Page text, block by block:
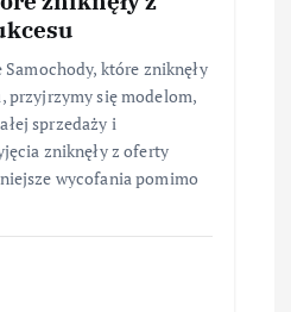
które zniknęły
przyjrzymy się modelom,
sprzedaży i
zniknęły z oferty
wycofania pomimo